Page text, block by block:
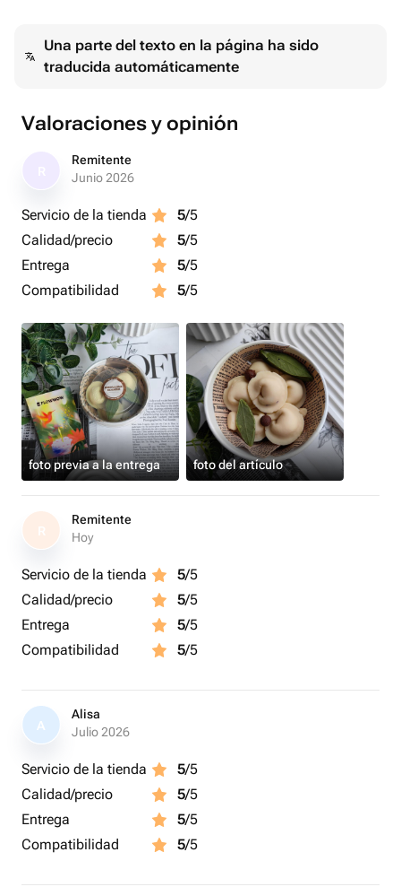
В наборе 9 пельмешек, лаврушка из белого шоколада,
чеснок из белого шоколада, Перец горошком из
Размер тарелки 11×6 см.
Прилагается открытка
Una parte del texto en la página ha sido
traducida automáticamente
Valoraciones y opinión
Remitente
Junio 2026
Servicio de la tienda 5/5
Calidad/precio
5/5
Entrega
5/5
Compatibilidad
5/5
foto previa a la entrega foto del artículo
R
Remitente
Hoy
Servicio de la tienda 5/5
Calidad/precio
5/5
Entrega
5/5
Compatibilidad
5/5
A
Alisa
Julio 2026
Servicio de la tienda 5/5
Calidad/precio
5/5
Entrega
5/5
Compatibilidad
5/5